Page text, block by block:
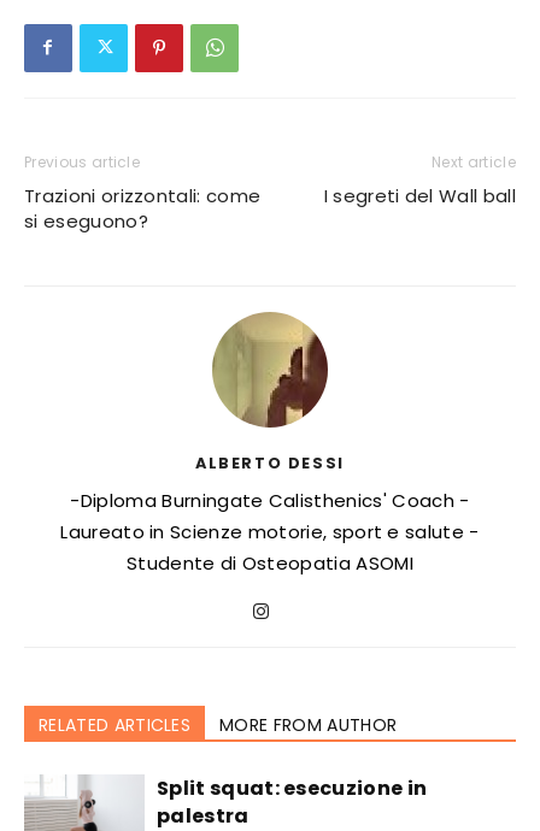
Previous article
Trazioni orizzontali: come
si eseguono?
Next article
I segreti del Wall ball
ALBERTO DESSI
-Diploma Burningate Calisthenics' Coach -
Laureato in Scienze motorie, sport e salute -
Studente di Osteopatia ASOMI
RELATED ARTICLES MORE FROM AUTHOR
Split squat: esecuzione in
palestra